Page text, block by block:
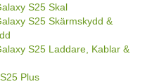
S25 Skal
S25 Skärmskydd &
S25 Laddare, Kablar &
Plus